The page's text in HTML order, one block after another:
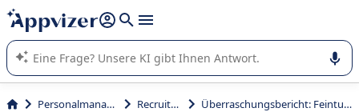
beantworten (mehrere Zeilen mit
Die KI von Appvizer führt Sie bei der Nutzung oder Auswahl
von SaaS-Software in Unternehmen.
Personalmanagement Recruitment Überraschungsbericht: Feintuning für eine gute Integration in das Unternehmen